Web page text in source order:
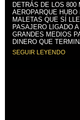
DETRÁS DE LOS 800
AEROPARQUE
MALETAS QUE SÍ
PASAJERO LIGADO
GRANDES MEDIOS
DINERO QUE
SEGUIR LEYENDO